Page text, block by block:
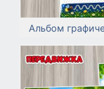
Альбом